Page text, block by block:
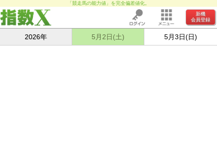
「競走馬の能力値」を完全偏差値化。
新機
会員登録
2026年 5月2日(土) 5月3日(日)